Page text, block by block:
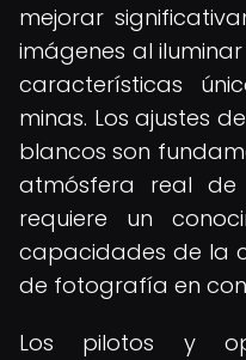
mejorar
imágenes al
características
minas. Los ajustes
blancos son
atmósfera real de
requiere un
capacidades de la
de fotografía en
Los pilotos y